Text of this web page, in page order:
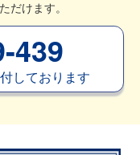
だけます。
439
しております